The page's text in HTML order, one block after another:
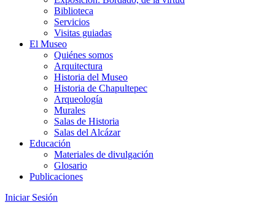
Biblioteca
Servicios
Visitas guiadas
El Museo
Quiénes somos
Arquitectura
Historia del Museo
Historia de Chapultepec
Arqueología
Murales
Salas de Historia
Salas del Alcázar
Educación
Materiales de divulgación
Glosario
Publicaciones
Iniciar Sesión